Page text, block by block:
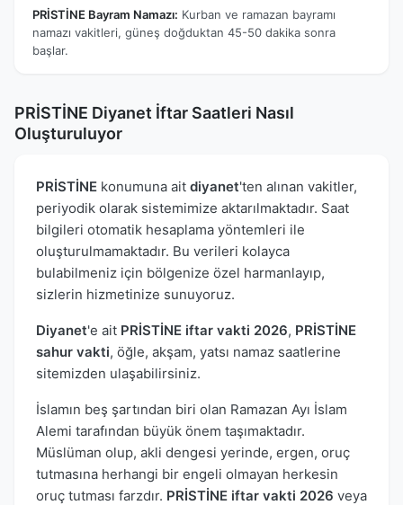
PRİSTİNE Bayram Namazı: Kurban ve ramazan bayramı
namazı vakitleri, güneş doğduktan 45-50 dakika sonra
başlar.
PRİSTİNE Diyanet İftar Saatleri Nasıl
Oluşturuluyor
PRİSTİNE konumuna ait diyanet'ten alınan vakitler,
periyodik olarak sistemimize aktarılmaktadır. Saat
bilgileri otomatik hesaplama yöntemleri ile
oluşturulmamaktadır. Bu verileri kolayca
bulabilmeniz için bölgenize özel harmanlayıp,
sizlerin hizmetinize sunuyoruz.
Diyanet'e ait PRİSTİNE iftar vakti 2026, PRİSTİNE
sahur vakti, öğle, akşam, yatsı namaz saatlerine
sitemizden ulaşabilirsiniz.
İslamın beş şartından biri olan Ramazan Ayı İslam
Alemi tarafından büyük önem taşımaktadır.
Müslüman olup, akli dengesi yerinde, ergen, oruç
tutmasına herhangi bir engeli olmayan herkesin
oruç tutması farzdır. PRİSTİNE iftar vakti 2026 veya